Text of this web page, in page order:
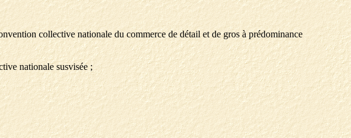
collective nationale du commerce de détail et de gros à prédominance
nationale susvisée ;